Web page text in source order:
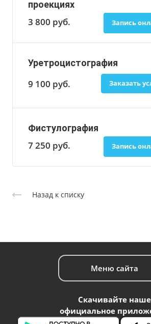
проекциях
3 800 руб. Запись
Уретроцистография
9 100 руб. Заказать
Фистулография
7 250 руб. Запись
Назад к списку
Меню сайта
Скачивайте наше
официальное